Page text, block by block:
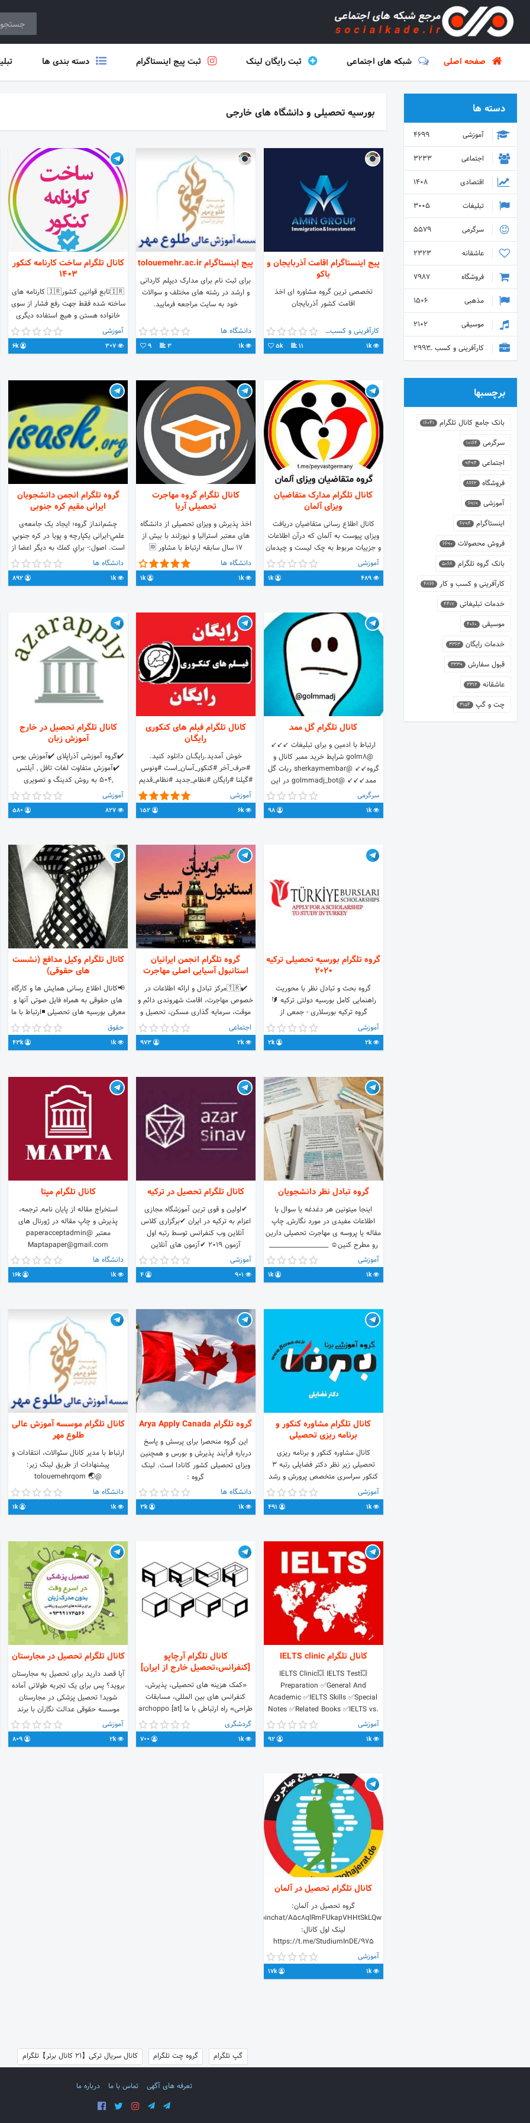
صفحه اصلی شبکه های اجتماعی ثبت رایگان لینک ثبت پیج اینستاگرام دسته بندی ها
بورسیه تحصیلی و دانشگاه های خارجی
پیج اینستاگرام اقامت آذربایجان و
باکو
تخصصی ترین گروه مشاوره ای اخذ
اقامت کشور آذربایجان
کارآفرینی و کسب و کار
1k
11
5k
پیج اینستاگرام tolouemehr.ac.ir
برای ثبت نام برای مدارک دیپلم کاردانی
و ارشد در رشته های مختلف و سوالات
خود به سایت مراجعه فرمایید.
دانشگاه ها
1k
3
9
کانال تلگرام ساخت کارنامه کنکور
1403
🇮🇷تابع قوانین کشور🇮🇷 کارنامه های
ساخته شده فقط جهت رفع فشار از سوی
خانواده هستن و هیچ استفاده دیگری
ندارند! 🇮🇷 ✨💙اینستا👾
karname_konkur1401?
r #کارنامه_کنکور #کارنامه_نهایی
آموزشی
307
6k
کانال تلگرام مدارک متقاضیان
ویزای آلمان
کانال اطلاع رسانی متقاضیان دریافت
ویزای پیوست به آلمان که درآن اطلاعات
و جزییات مربوط به چک لیست و چیدمان
کلیه مدارک باتوجه به نوع اقامت در
آلمان موجود است.
آموزشی
489
1k
کانال تلگرام گروه مهاجرت
تحصیلی آریا
اخذ پذیرش و ویزای تحصیلی از دانشگاه
های معتبر استرالیا و نیوزلند با بیش از
۱۷ سال سابقه ارتباط با مشاور 🆔
@AryaEducationGroup 🌐
www.aryagroup.co.ir ☎️
02188240445 Instagram:
Eitaa:aryagroup
دانشگاه ها
1k
1k
گروه تلگرام انجمن دانشجویان
ایرانی مقیم کره جنوبی
چشم‌انداز گروه؛ ایجاد یک جامعه‌ی
علمي-ایرانی یکپارچه‌ و پویا در کره جنوبي
است. اصول:- براي كمك به ديگر اعضا از
هيچ تلاشي دريغ نميكنيم.دانشگاه ها
1k
892
کانال تلگرام گل ممد
@golm8 شرایط خرید ممبر کانال و
گروه↙↙ @sherkaymembar ربات گل
ممد↙↙↙ @golmmadj_bot در این
کانال بخندید و حال کنید😂↙😂↙😂↙
😂
سرگرمی
1k
98
کانال تلگرام فیلم های کنکوری
رایگـان
خوش آمدید.رایگــــان دانلود کنید.
#حرف_آخر #کنکور_آسان_است #ونوس
#گیلنا #رایگان #نظام_جدید #نظام_قدیم
#تجربی #حرف_آخر99 #گاج #قلمچی
#سپاه #مدیریت_فروشگاه #صفر_تا_صد
#پروژه6040 #کتب #درسی #آموزشی
آموزشی
6k
152
کانال تلگرام تحصیل در خارج
آموزش زبان
✔️گروه آموزشی آذراپلای ✔️آموزش یوس
✔️آموزش متفاوت لغات تافل , آیلتس
,504 به روش کدینگ و تصویری
✔️برگزاری کلاس آنلاین و حضوری YÖS ,
TÖMER ,TOFEl , İELTS
آموزشی
827
580
گروه تلگرام بورسیه تحصیلی ترکیه
2020
گروه بحث و تبادل نظر با محوریت
راهنمایی کامل بورسیه دولتی ترکیه 🔰
گروه ترکیه بورسلاری - جمعی از
دانشجویان در حال تحصیل در ترکیه🔰
جهت ثبت نام در بورسیه توسط تیم ما:
@Turkiyeburslari_admin
آموزشی
2k
2k
گروه تلگرام انجمن ايرانيان
استانبول آسیایی اصلی مهاجرت
⁦✔️⁩⁦🇹🇷⁩مرکز تبادل و ارائه اطلاعات در
خصوص مهاجرت، اقامت شهروندی دائم و
موقت، سرمایه گذاری مسکن، تحصیل و
زندگی در استانبول ترکیه ⁦✔️⁩⁦🇹🇷⁩سوالات
خود را مطرح و از کارشناسان و وکلای
رسمی ترکیه و ساکنین با تجربه ترکیه
اجتماعی
2k
973
کانال تلگرام وکیل مدافع (نشست
های حقوقی)
📢کانال اطلاع رسانی همایش ها و کارگاه
های حقوقی به همراه فایل صوتی آنها و
معرفی بورسیه های تحصیلی ◾️ارتباط با ما
lawyerraha@ ◾️گروه کتب حقوقی
T.me/vakilmodafe_book ◾️گروه آزمون
های حقوقی
instagram.com/vakilmodafeee82
حقوق
1k
43k
گروه تبادل نظر دانشجویان
اینجا میتونین هر دغدغه یا سوال یا
اطلاعات مفیدی در مورد نگارش, چاپ
مقاله یا پروسه ی مهاجرت تحصیلی دارین
رو مطرح کنین☺ ____________________
021 88 17 85 64 0937 99 60 900
http://www.paperaccept.com Link:
📌
آموزشی
1k
1k
کانال تلگرام تحصیل در ترکیه
✔اولین و قوی ترین آموزشگاه مجازی
اعزام به ترکیه در ایران ✔برگزاری کلاس
آنلاین وب کنفرانس توسط رتبه اول
آزمون 2019 ✔آزمون های آنلاین
✔مشاوره رفع اشکال درسی و پشتیبانی
دائمی توسط رتبه های اول آزمون یوس
ترکیه ☎️09142871809 ادمین👇
آموزشی
4
کانال تلگرام مپتا
استخراج مقاله از پایان نامه, ترجمه،
پذیرش و چاپ مقاله در ژورنال های
معتبر @paperacceptadmin
Maptapaper@gmail.com
09379960900 کد شامد در سامانه
وزارت فرهنگ و ارشاد: 1-1-71197-61-4-1
دانشگاه ها
1k
16k
کانال تلگرام مشاوره کنکور و
برنامه ریزی تحصیلی
کانال مشاوره کنکور و برنامه ریزی
تحصیلی زیر نظر دکتر فضایلی رتبه 3
کنکور سراسری متخصص پرورش و رشد
رتبه های برتر با برنامه ریزی رایگان و
استفاده از فیلم های کمک آموزشی کانال
برنا خود را آماده کنکور نمایید.
آموزشی
1k
گروه تلگرام Arya Apply Canada
این گروه منحصرا برای پرسش و پاسخ
درباره فرآیند پذیرش و بورس و همچنین
ویزای تحصیلی کشور کانادا است. لینک
گروه :
https://t.me/joinchat/Bd3m_w-
tBC4R_DYA5nlVpg
دانشگاه ها
1k
3k
کانال تلگرام موسسه آموزش عالی
طلوع مهر
ارتباط با مدیر کانال سئوالات، انتقادات و
پیشنهادات از طریق لینک زیر:
@tolouemehrqom 🌏
www.tolouemehr.ac.ir 📞
02532810008 برادران 📞
02537730080 خواهران 📨 جهت
دانشگاه ها
1k
1k
کانال تلگرام IELTS clinic
💥IELTS Clinic💥 IELTS Test
Preparation ✅General And
Academic ✅IELTS Skills ✅Special
Notes ✅Related Books ✅IELTS vs.
TOFEL ✅Common Errors ✅Recent
IELTS Tests
آموزشی
1k
92
کانال تلگرام آرچاپو
[کنفرانس،تحصیل خارج از ایران]
«کمک هزینه های تحصیلی، پذیرش،
کنفرانس های بین المللی، مسابقات
طراحی» راه ارتباطی با ما archoppo [at]
gmail.com سوالات مرتبط با پذیرش:
archoppo.admissions [at]
gmail.com پیشنهادی دارید:
گردشگری
1k
700
کانال تلگرام تحصیل در مجارستان
آیا قصد دارید برای تحصیل به مجارستان
بروید؟ پس برای یک تجربه طولانی آماده
شوید! تحصیل پزشکی در مجارستان
موسسه حقوقی عدالت نگاران با برند
پارس ویزا در شیراز و جنوب کشور اماده
ارائه خدمات مشاوره ای در زمینه نحوه
اخذ پذیرش و روادید از کشور مجارستان
آموزشی
2k
809
کانال تلگرام تحصیل در آلمان
گروه تحصیل در آلمان:
https://t.me/joinchat/A5c8qlRmFUkapVHHtSkLQw
لینک اول کانال:
https://t.me/StudiumInDE/975
ارتباط با ادمین:
@StudiumInDE_Admin
@StudiumInDE_Support مهاجرت
آموزشی
1k
17k
دسته ها
آموزشی
4699
اجتماعی
3233
اقتصادی
1408
تبلیغات
3005
سرگرمی
5579
عاشقانه
2323
فروشگاه
7987
مذهبی
1506
موسیقی
2102
کارآفرینی و کسب و کار 2993
برچسبها
بانک جامع کانال تلگرام 16041
سرگرمی 10164
اجتماعی 9494
فروشگاه 8662
آموزشی 6919
اینستاگرام 6794
فروش محصولات 6690
بانک گروه تلگرام 5068
کارآفرینی و کسب و کار 4866
خدمات تبلیغاتی 4417
موسیقی 4060
خدمات رایگان 3363
قبول سفارش 3339
عاشقانه 3312
چت و گپ 3154
گپ تلگرام گروه چت تلگرام کانال سریال ترکی【21 کانال برتر】تلگرام
تعرفه های آگهی تماس با ما درباره ما